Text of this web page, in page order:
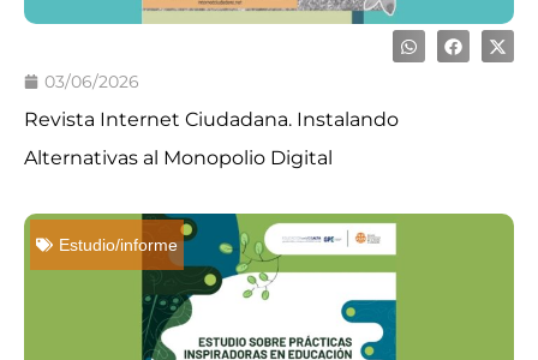
03/06/2026
Revista Internet Ciudadana. Instalando
Alternativas al Monopolio Digital
Estudio/informe